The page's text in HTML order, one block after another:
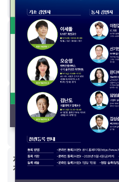
오늘만 이 창을 열지 않음
공동훈련센터
성과평가시스템
직업능력의달
지역인적자원
개발위원회(RSC)